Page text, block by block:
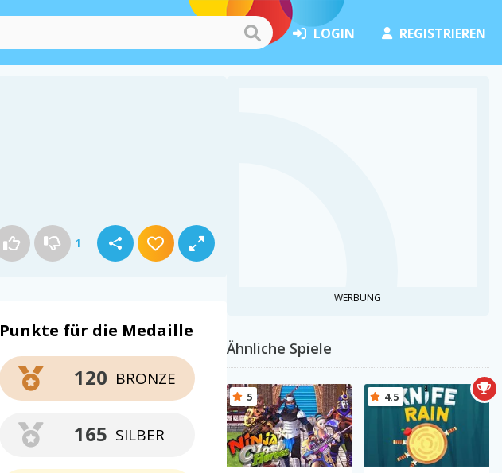
LOGIN REGISTRIEREN
1
Punkte für die Medaille
BRONZE
120
SILBER
165
WERBUNG
Ähnliche Spiele
5 4.5